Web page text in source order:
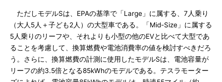
ただしモデルSは、EPAの基準で「Large」に属する、7人乗り
（大人5人＋子ども2人）の大型車である。「Mid-Size」に属する
5人乗りのリーフや、それよりも小型の他のEVと比べて大型であ
ることを考慮して、換算燃費や電池消費率の値を検討すべきだろ
う。さらに、換算燃費の計測に使用したモデルSは、電池容量が
リーフの約3.5倍となる85kWhのモデルである。テスラモーター